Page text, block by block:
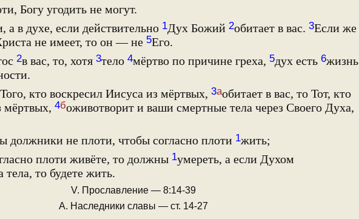
Богу угодить не могут.
а в духе, если действительно 1Дух Божий 2обитает в вас. 3Если же
не имеет, то он — не 5Его.
2в вас, то, хотя 3тело 4мёртво по причине греха, 5дух есть 6жизнь
Того, кто воскресил Иисуса из мёртвых, 3аобитает в вас, то Тот, кто
мёртвых, 4боживотворит и ваши смертные тела через Своего Духа,
должники не плоти, чтобы согласно плоти 1жить;
плоти живёте, то должны 1умереть, а если Духом
тела, то будете жить.
V. Прославление — 8:14-39
А. Наследники славы — ст. 14-27